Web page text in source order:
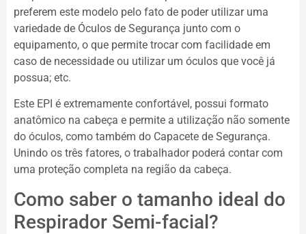
preferem este modelo pelo fato de poder utilizar uma
variedade de Óculos de Segurança junto com o
equipamento, o que permite trocar com facilidade em
caso de necessidade ou utilizar um óculos que você já
possua; etc.
Este EPI é extremamente confortável, possui formato
anatômico na cabeça e permite a utilização não somente
do óculos, como também do Capacete de Segurança.
Unindo os três fatores, o trabalhador poderá contar com
uma proteção completa na região da cabeça.
Como saber o tamanho ideal do
Respirador Semi-facial?